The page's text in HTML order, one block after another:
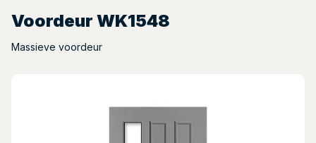
Voordeur WK1548
Massieve voordeur